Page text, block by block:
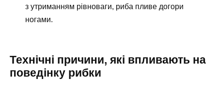
з утриманням рівноваги, риба пливе догори
ногами.
Технічні причини, які впливають на
поведінку рибки